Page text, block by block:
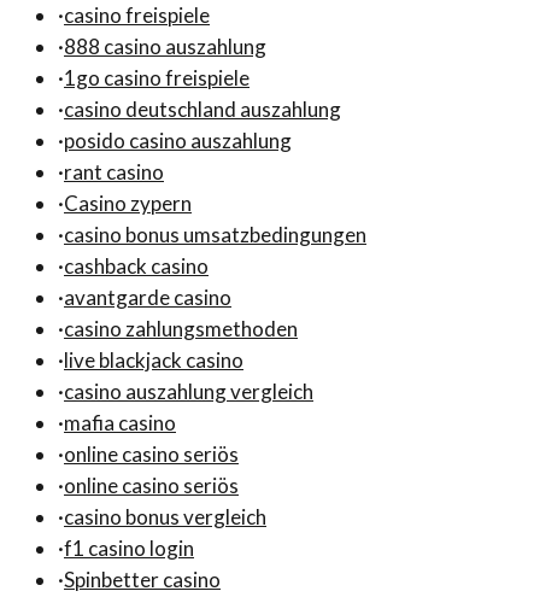
·casino freispiele
·888 casino auszahlung
·1go casino freispiele
·casino deutschland auszahlung
·posido casino auszahlung
·rant casino
·Casino zypern
·casino bonus umsatzbedingungen
·cashback casino
·avantgarde casino
·casino zahlungsmethoden
·live blackjack casino
·casino auszahlung vergleich
·mafia casino
·online casino seriös
·online casino seriös
·casino bonus vergleich
·f1 casino login
·Spinbetter casino